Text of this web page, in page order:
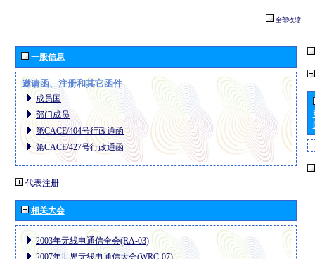
全部收缩
一般信息
邀请函、注册和其它函件
成员国
部门成员
第CACE/404号行政通函
第CACE/427号行政通函
代表注册
相关大会
2003年无线电通信全会(RA-03)
2007年世界无线电通信大会(WRC-07)